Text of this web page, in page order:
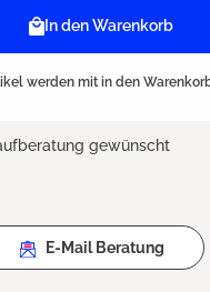
In den Warenkorb
werden mit in den
gewünscht
E-Mail Beratung